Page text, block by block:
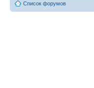
Список форумов